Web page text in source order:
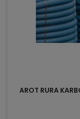
AROT RURA